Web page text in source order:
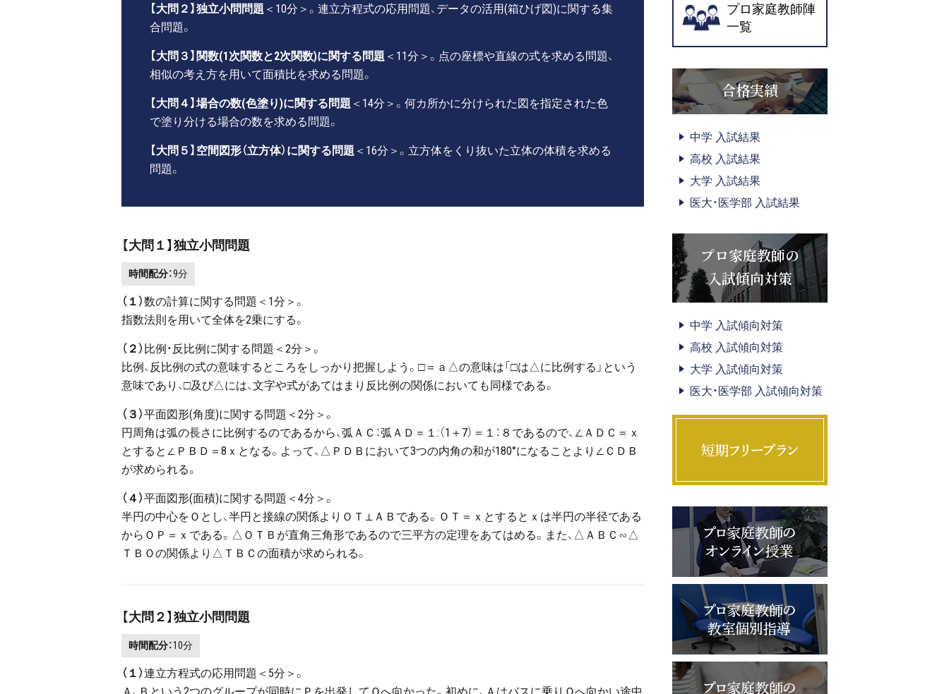
【大問２】独立小問問題 ＜10分＞。連立方程式の応用問題、データの活用(箱ひげ図)に関する集
合問題。
【大問３】関数(1次関数と2次関数)に関する問題 ＜11分＞。点の座標や直線の式を求める問題、
相似の考え方を用いて面積比を求める問題。
【大問４】場合の数(色塗り)に関する問題 ＜14分＞。何カ所かに分けられた図を指定された色
で塗り分ける場合の数を求める問題。
【大問５】空間図形（立方体）に関する問題 ＜16分＞。立方体をくり抜いた立体の体積を求める
問題。
【大問１】独立小問問題
時間配分：9分
（１）数の計算に関する問題＜1分＞。
指数法則を用いて全体を2乗にする。
（２） 比例・反比例に関する問題＜2分＞。
比例、反比例の式の意味するところをしっかり把握しよう。□＝ａ△の意味は「□は△に比例する」という
意味であり、□及び△には、文字や式があてはまり反比例の関係においても同様である。
（３）平面図形(角度)に関する問題＜2分＞。
円周角は弧の長さに比例するのであるから、弧ＡＣ：弧ＡＤ＝１:（1＋7）＝１：８であるので、∠ＡＤＣ＝ｘ
とすると∠ＰＢＤ＝8ｘとなる。よって、△ＰＤＢにおいて3つの内角の和が180°になることより∠ＣＤＢ
が求められる。
（４）平面図形(面積)に関する問題＜4分＞。
半円の中心をＯとし、半円と接線の関係よりＯＴ⊥ＡＢである。ＯＴ＝ｘとするとｘは半円の半径である
からＯＰ＝ｘである。△ＯＴＢが直角三角形であるので三平方の定理をあてはめる。また、△ＡＢＣ∽△
ＴＢＯの関係より△ＴＢＣの面積が求められる。
【大問２】独立小問問題
時間配分：10分
（１）連立方程式の応用問題＜5分＞。
プロ家庭教師陣
一覧
合格実績
中学 入試結果
高校 入試結果
大学 入試結果
医大・医学部 入試結果
プロ家庭教師の
入試傾向対策
中学 入試傾向対策
高校 入試傾向対策
大学 入試傾向対策
医大・医学部 入試傾向対策